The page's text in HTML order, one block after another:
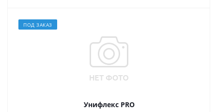
ПОД ЗАКАЗ
Унифлекс PRO